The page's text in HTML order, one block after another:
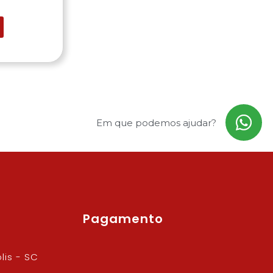
Em que podemos ajudar?
- SC
Pagamento